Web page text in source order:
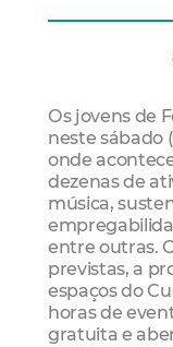
Os jovens de
neste sábado
onde
dezenas de
música,
entre outras.
previstas, a
espaços do
horas de
gratuita e